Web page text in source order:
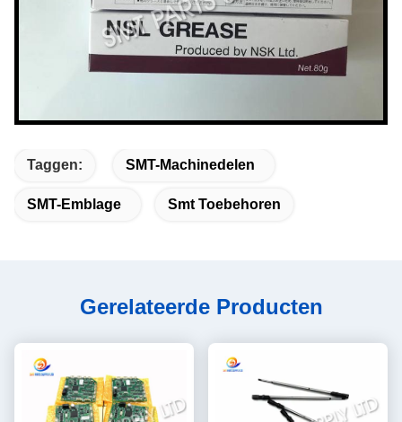
Taggen: SMT-Machinedelen
SMT-Emblage Smt Toebehoren
Gerelateerde Producten